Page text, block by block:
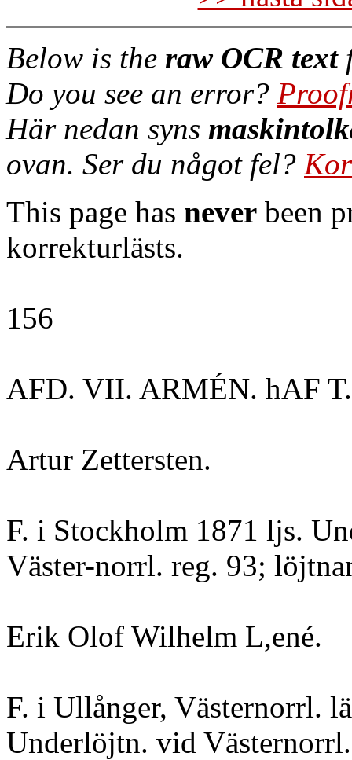
Below is the raw OCR text
Do you see an error?
Här nedan syns
ovan. Ser du något fel?
This page has never been
korrekturlästs.
156
AFD. VII. ARMÉN. hAF
Artur Zettersten.
F. i Stockholm 1871 ljs.
Väster-norrl. reg. 93;
Erik Olof Wilhelm L,ené.
F. i Ullånger, Västernorrl.
Underlöjtn. vid